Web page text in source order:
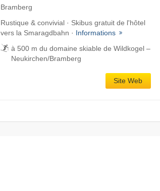
Bramberg
Rustique & convivial · Skibus gratuit de l'hôtel
vers la Smaragdbahn · Informations
à 500 m du domaine skiable de Wildkogel –
Neukirchen/​Bramberg
Site Web